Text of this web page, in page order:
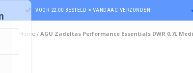
VOOR 22:00 BESTELD = VANDAAG VERZONDEN!
Home / AGU Zadeltas Performance Essentials DWR 0,7L